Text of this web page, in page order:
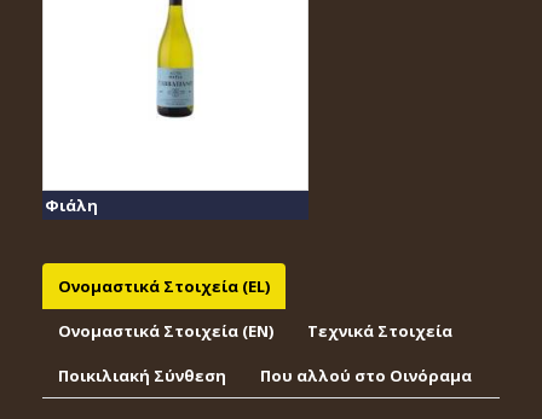
Φιάλη
Ονομαστικά Στοιχεία (EL)
Ονομαστικά Στοιχεία (EΝ) Τεχνικά Στοιχεία
Ποικιλιακή Σύνθεση Που αλλού στο Οινόραμα